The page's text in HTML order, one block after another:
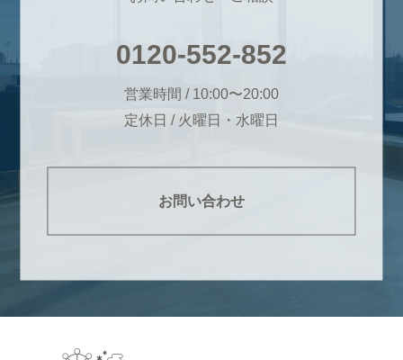
0120-552-852
営業時間 / 10:00〜20:00
定休日 / 火曜日・水曜日
お問い合わせ